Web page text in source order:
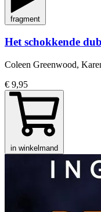
fragment
Het schokkende
Coleen Greenwood,
€ 9,95
in winkelmand